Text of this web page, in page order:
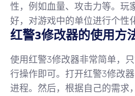
性，例如血量、攻击力等。玩
好，对游戏中的单位进行个性
红警3修改器的使用方
使用红警3修改器非常简单，
行操作即可。打开红警3修改
进程。然后，根据自己的需求